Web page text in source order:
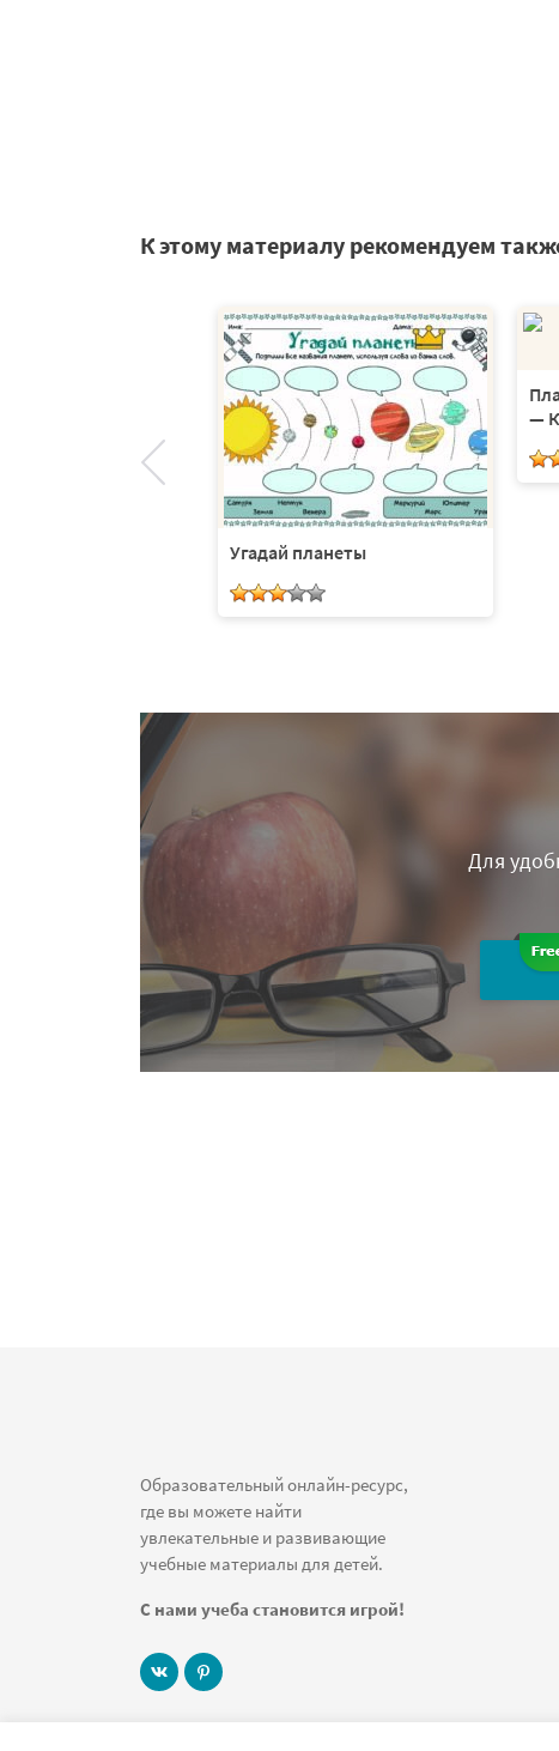
К этому материалу рекомендуем
Угадай планеты
—
Для
Образовательный онлайн-ресурс,
где вы можете найти
увлекательные и развивающие
учебные материалы для детей.
С нами учеба становится игрой!